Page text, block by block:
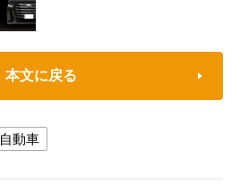
本文に戻る
自動車